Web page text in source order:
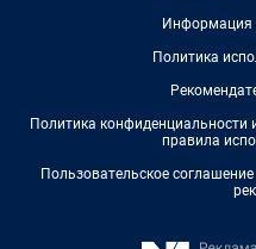
Информация
Политика
Политика конфиденциальности
правила
Пользовательское